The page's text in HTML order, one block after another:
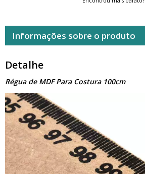
Informações sobre o produto
Detalhe
Régua de MDF Para Costura 100cm